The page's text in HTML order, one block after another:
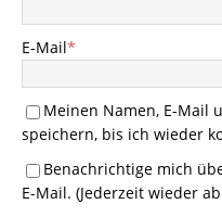
E-Mail*
Meinen Namen, E-Mail
speichern, bis ich wieder
Benachrichtige mich
E-Mail. (Jederzeit wieder